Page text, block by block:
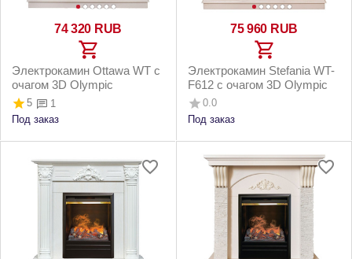
74 320 RUB
Электрокамин Ottawa WT с
очагом 3D Olympic
5
1
Под заказ
75 960 RUB
Электрокамин Stefania WT-
F612 с очагом 3D Olympic
0.0
Под заказ